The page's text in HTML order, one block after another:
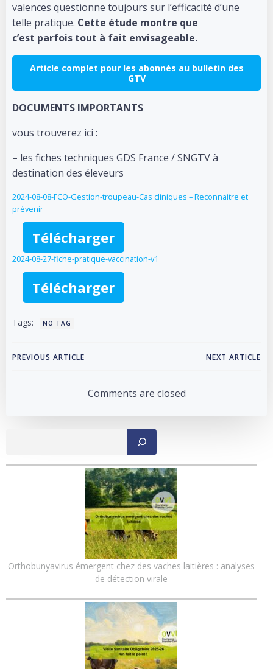
valences questionne toujours sur l’efficacité d’une
telle pratique. Cette étude montre que
c’est parfois tout à fait envisageable.
Article complet pour les abonnés au bulletin des
GTV
DOCUMENTS IMPORTANTS
vous trouverez ici :
– les fiches techniques GDS France / SNGTV à
destination des éleveurs
2024-08-08-FCO-Gestion-troupeau-Cas cliniques – Reconnaitre et
prévenir
Télécharger
2024-08-27-fiche-pratique-vaccination-v1
Télécharger
Tags: NO TAG
Post
navigation
PREVIOUS ARTICLE
navigation
NEXT ARTICLE
Comments are closed
Orthobunyavirus émergent chez des vaches laitières : analyses
de détection virale